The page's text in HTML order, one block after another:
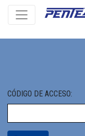
CÓDIGO DE ACCESO: